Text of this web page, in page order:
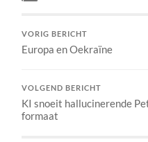
VORIG BERICHT
Europa en Oekraïne
VOLGEND BERICHT
KI snoeit hallucinerende
formaat